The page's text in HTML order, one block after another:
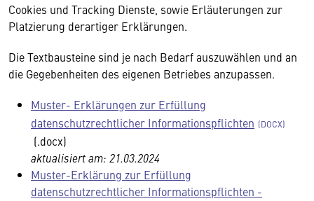
Cookies und Tracking Dienste, sowie Erläuterungen zur
Platzierung derartiger Erklärungen.
Die Textbausteine sind je nach Bedarf auszuwählen und an
die Gegebenheiten des eigenen Betriebes anzupassen.
Muster- Erklärungen zur Erfüllung
datenschutzrechtlicher Informationspflichten
(.docx)
aktualisiert am: 21.03.2024
Muster-Erklärung zur Erfüllung
datenschutzrechtlicher Informationspflichten -